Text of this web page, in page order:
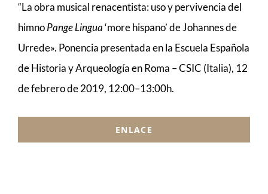
RED
MÚSICA
“La obra musical renacentista: uso y pervivencia del
himnoPange Lingua‘more hispano’ de Johannes de
Urrede». Ponencia presentada en la Escuela Española
de Historia y Arqueología en Roma – CSIC (Italia), 12
de febrero de 2019, 12:00–13:00h.
ENLACE